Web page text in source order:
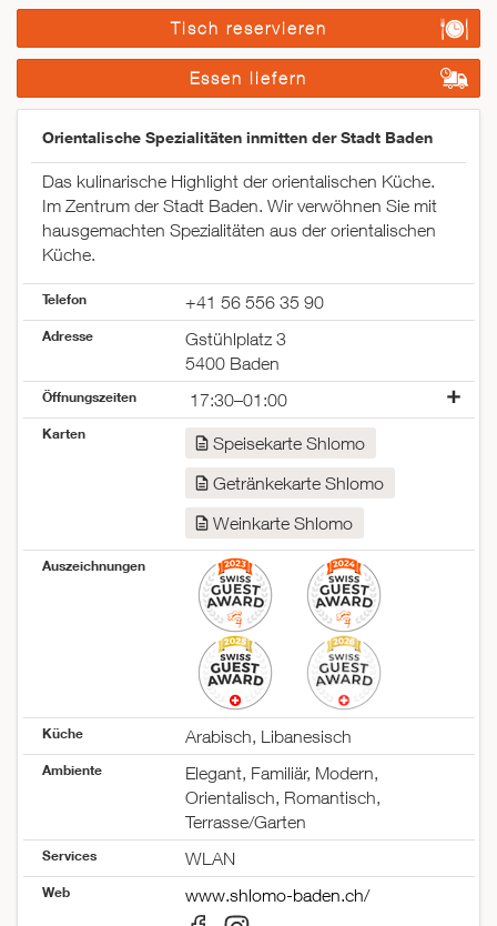
Tisch reservieren
Essen liefern
Orientalische Spezialitäten inmitten der Stadt Baden
Das kulinarische Highlight der orientalischen Küche.
Im Zentrum der Stadt Baden. Wir verwöhnen Sie mit
hausgemachten Spezialitäten aus der orientalischen
Küche.
Telefon +41 56 556 35 90
Adresse
Gstühlplatz 3
5400 Baden
Öffnungszeiten
17:30–01:00
Montag
Samstag
Sonntag
geschlossen
17:30–23:00
17:30–23:00
17:30–01:00
17:30–01:00
17:00–22:00
Karten
Speisekarte Shlomo
Getränkekarte Shlomo
Weinkarte Shlomo
Auszeichnungen
Küche Arabisch, Libanesisch
Ambiente
Elegant, Familiär, Modern,
Orientalisch, Romantisch,
Terrasse/Garten
Services WLAN
Web www.shlomo-baden.ch/